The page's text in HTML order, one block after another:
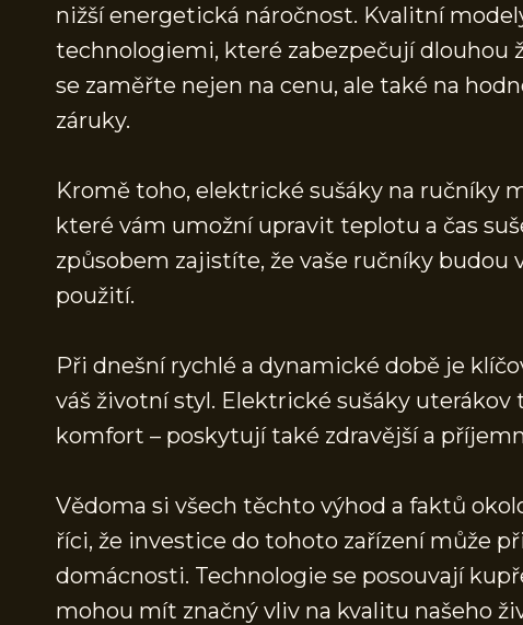
nižší energetická náročnost. Kvalitní
technologiemi, které zabezpečují
se zaměřte nejen na cenu, ale také na
záruky.
Kromě toho, elektrické sušáky na ručníky
které vám umožní upravit teplotu a čas
způsobem zajistíte, že vaše ručníky budou
použití.
Při dnešní rychlé a dynamické době je
váš životní styl. Elektrické sušáky
komfort – poskytují také zdravější a
Vědoma si všech těchto výhod a faktů
říci, že investice do tohoto zařízení může
domácnosti. Technologie se posouvají
mohou mít značný vliv na kvalitu našeho